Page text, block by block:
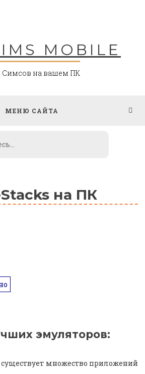
MOBILE
на вашем ПК
МЕНЮ САЙТА
на ПК
эмуляторов:
множество приложений